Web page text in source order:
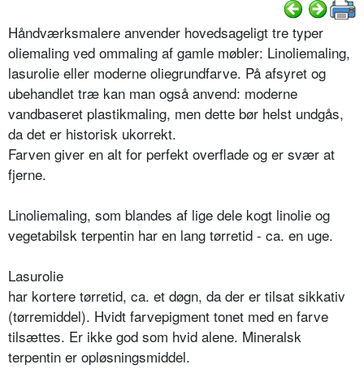
Håndværksmalere anvender hovedsageligt tre typer
oliemaling ved ommaling af gamle møbler: Linoliemaling,
lasurolie eller moderne oliegrundfarve. På afsyret og
ubehandlet træ kan man også anvend: moderne
vandbaseret plastikmaling, men dette bør helst undgås,
da det er historisk ukorrekt.
Farven giver en alt for perfekt overflade og er svær at
fjerne.
Linoliemaling, som blandes af lige dele kogt linolie og
vegetabilsk terpentin har en lang tørretid - ca. en uge.
Lasurolie
har kortere tørretid, ca. et døgn, da der er tilsat sikkativ
(tørremiddel). Hvidt farvepigment tonet med en farve
tilsættes. Er ikke god som hvid alene. Mineralsk
terpentin er opløsningsmiddel.